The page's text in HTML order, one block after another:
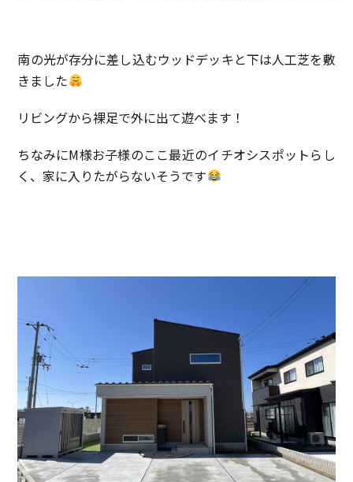
南の光が存分に差し込むウッドデッキと下は人工芝を敷
きました
リビングから裸足で外に出て遊べます！
ちなみにM様お子様のここ最近のイチオシスポットらし
く、家に入りたがらないそうです